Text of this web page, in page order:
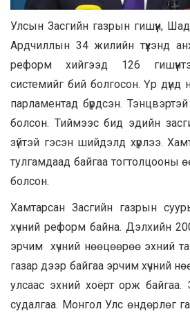
Улсын Засгийн газрын гишүүн,
Ардчиллын 34 жилийн түүхэнд
реформ хийгээд 126
системийг бий болгосон. Үр
парламентад бүрдсэн.
болсон. Тиймээс бид эдийн
зүйтэй гэсэн шийдэлд хүрлээ.
тулгамдаад байгаа тогтолцооны
болсон.
Хамтарсан Засгийн газрын
хүчний реформ байна. Дэлхийн
эрчим хүчний нөөцөөрөө эхний
газар дээр байгаа эрчим хүчний
улсаас эхний хоёрт орж
судалгаа. Монгол Улс өндөрлөг